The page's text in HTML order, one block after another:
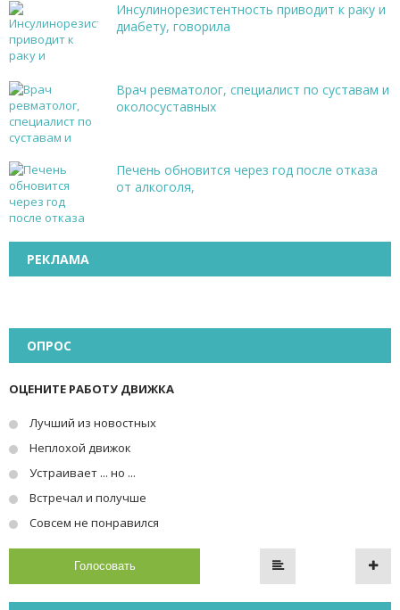
Инсулинорезистентность приводит к раку и
диабету, говорила
Врач ревматолог, специалист по суставам и
околосуставных
Печень обновится через год после отказа
от алкоголя,
РЕКЛАМА
ОПРОС
ОЦЕНИТЕ РАБОТУ ДВИЖКА
Лучший из новостных
Неплохой движок
Устраивает ... но ...
Встречал и получше
Совсем не понравился
Голосовать